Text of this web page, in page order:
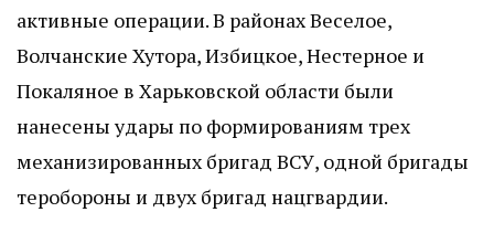
активные операции. В районах Веселое,
Волчанские Хутора, Избицкое, Нестерное и
Покаляное в Харьковской области были
нанесены удары по формированиям трех
механизированных бригад ВСУ, одной бригады
теробороны и двух бригад нацгвардии.